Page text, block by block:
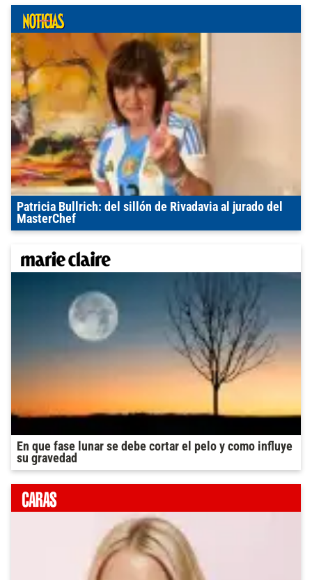
Patricia Bullrich: del sillón de Rivadavia al jurado del
MasterChef
En que fase lunar se debe cortar el pelo y como influye
su gravedad